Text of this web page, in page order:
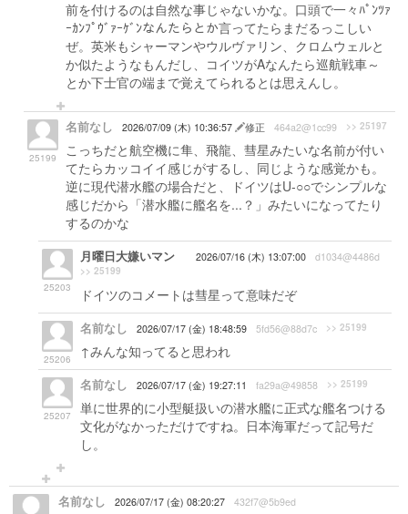
前を付けるのは自然な事じゃないかな。口頭で一々ﾊﾟﾝﾂｧ
ｰｶﾝﾌﾟｳﾞｧｰｹﾞﾝなんたらとか言ってたらまだるっこしい
ぜ。英米もシャーマンやウルヴァリン、クロムウェルと
か似たようなもんだし、コイツがAなんたら巡航戦車～
とか下士官の端まで覚えてられるとは思えんし。
25199
名前なし 2026/07/09 (木) 10:36:57 修正 464a2@1cc99 >> 25197
こっちだと航空機に隼、飛龍、彗星みたいな名前が付い
てたらカッコイイ感じがするし、同じような感覚かも。
逆に現代潜水艦の場合だと、ドイツはU-○○でシンプルな
感じだから「潜水艦に艦名を...？」みたいになってたり
するのかな
25203
月曜日大嫌いマン 2026/07/16 (木) 13:07:00 d1034@4486d
>> 25199
ドイツのコメートは彗星って意味だぞ
25206
名前なし 2026/07/17 (金) 18:48:59 5fd56@88d7c >> 25199
↑みんな知ってると思われ
25207
名前なし 2026/07/17 (金) 19:27:11 fa29a@49858 >> 25199
単に世界的に小型艇扱いの潜水艦に正式な艦名つける
文化がなかっただけですね。日本海軍だって記号だ
し。
名前なし 2026/07/17 (金) 08:20:27 432f7@5b9ed